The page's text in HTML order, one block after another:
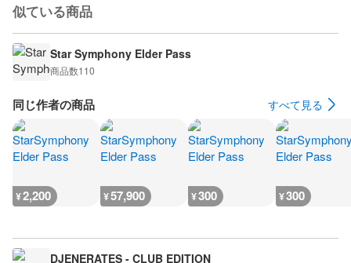
似ている商品
Star Symphony Elder Pass
商品数110
同じ作者の商品 すべて見る
¥2,200 ¥57,900 ¥300 ¥300
DJENERATES - CLUB EDITION